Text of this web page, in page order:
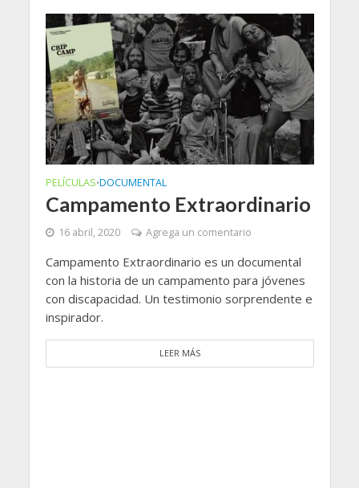
PELÍCULAS•DOCUMENTAL
Campamento Extraordinario
16 abril, 2020 Agrega un comentario
Campamento Extraordinario es un documental
con la historia de un campamento para jóvenes
con discapacidad. Un testimonio sorprendente e
inspirador.
LEER MÁS